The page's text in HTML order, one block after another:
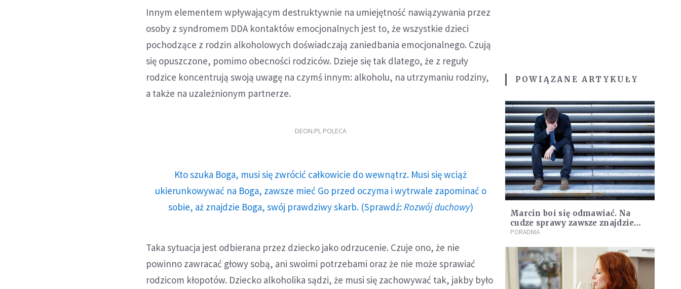
Innym elementem wpływającym destruktywnie na umiejętność nawiązywania przez
osoby z syndromem DDA kontaktów emocjonalnych jest to, że wszystkie dzieci
pochodzące z rodzin alkoholowych doświadczają zaniedbania emocjonalnego. Czują
się opuszczone, pomimo obecności rodziców. Dzieje się tak dlatego, że z reguły
rodzice koncentrują swoją uwagę na czymś innym: alkoholu, na utrzymaniu rodziny,
a także na uzależnionym partnerze.
DEON.PL POLECA
Kto szuka Boga, musi się zwrócić całkowicie do wewnątrz. Musi się wciąż
ukierunkowywać na Boga, zawsze mieć Go przed oczyma i wytrwale zapominać o
sobie, aż znajdzie Boga, swój prawdziwy skarb. (Sprawdź: Rozwój duchowy)
Taka sytuacja jest odbierana przez dziecko jako odrzucenie. Czuje ono, że nie
powinno zawracać głowy sobą, ani swoimi potrzebami oraz że nie może sprawiać
rodzicom kłopotów. Dziecko alkoholika sądzi, że musi się zachowywać tak, jakby było
POWIĄZANE ARTYKUŁY
Marcin boi się odmawiać. Na
cudze sprawy zawsze znajdzie
czas. Kłopoty DDA
PORADNIA